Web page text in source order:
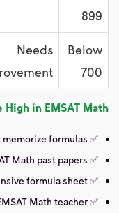
899
Below
700
Needs
High in EMSAT Math
✅ Understand concepts — don't just memorize formulas
✅ Practice with real EMSAT Math past papers
✅ Build a comprehensive formula sheet
✅ Study with a specialist EMSAT Math teacher